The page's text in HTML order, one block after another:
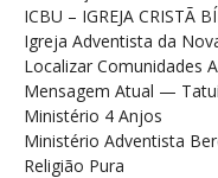
ICBU – IGREJA CRISTÃ
Igreja Adventista da
Localizar Comunidades
Mensagem Atual —
Ministério 4 Anjos
Ministério Adventista
Religião Pura